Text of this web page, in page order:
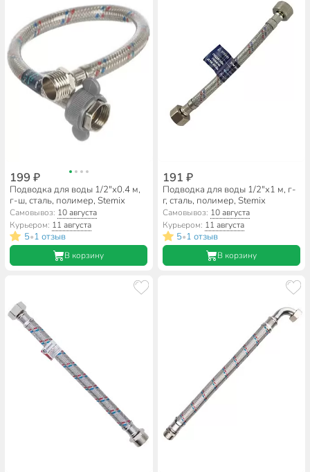
199 ₽
Подводка для воды 1/2"х0.4 м,
г-ш, сталь, полимер, Stemix
Самовывоз: 10 августа
Курьером: 11 августа
5•1 отзыв
В корзину
191 ₽
Подводка для воды 1/2"х1 м, г-
г, сталь, полимер, Stemix
Самовывоз: 10 августа
Курьером: 11 августа
5•1 отзыв
В корзину